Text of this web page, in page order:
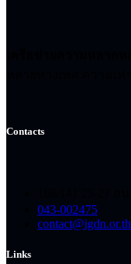
Contacts
043-002475
contact@igdn.or.th
Links